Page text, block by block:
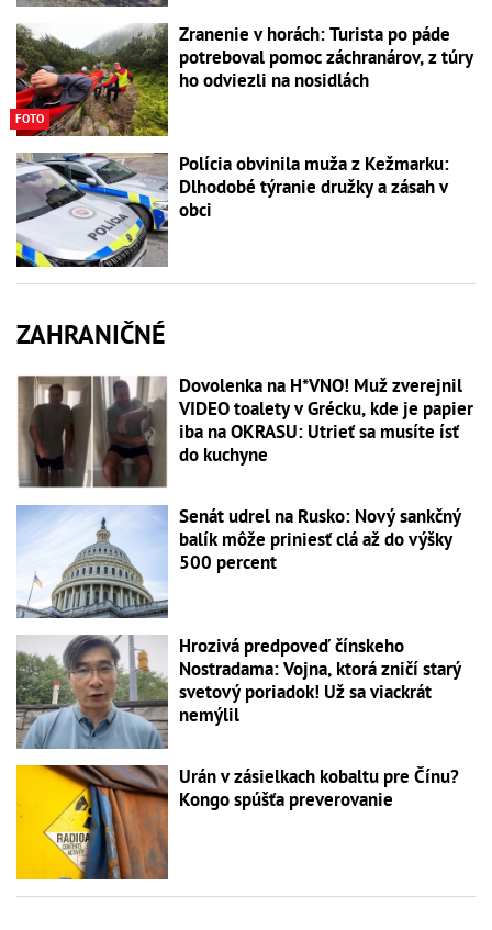
FOTO
Zranenie v horách: Turista po páde
potreboval pomoc záchranárov, z túry
ho odviezli na nosidlách
Polícia obvinila muža z Kežmarku:
Dlhodobé týranie družky a zásah v
obci
ZAHRANIČNÉ
Dovolenka na H*VNO! Muž zverejnil
VIDEO toalety v Grécku, kde je papier
iba na OKRASU: Utrieť sa musíte ísť
do kuchyne
Senát udrel na Rusko: Nový sankčný
balík môže priniesť clá až do výšky
500 percent
Hrozivá predpoveď čínskeho
Nostradama: Vojna, ktorá zničí starý
svetový poriadok! Už sa viackrát
nemýlil
Urán v zásielkach kobaltu pre Čínu?
Kongo spúšťa preverovanie